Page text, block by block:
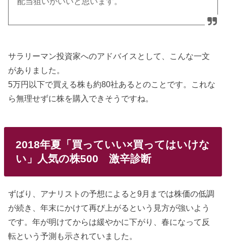
サラリーマン投資家へのアドバイスとして、こんな一文
がありました。
5万円以下で買える株も約80社あるとのことです。これな
ら無理せずに株を購入できそうですね。
2018年夏「買っていい×買ってはいけな
い」人気の株500 激辛診断
ずばり、アナリストの予想によると9月までは株価の低調
が続き、年末にかけて再び上がるという見方が強いよう
です。年が明けてからは緩やかに下がり、春になって反
転という予測も示されていました。